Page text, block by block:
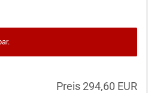
Preis 294,60 EUR